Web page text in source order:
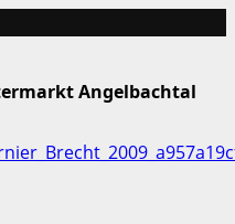
Angelbachtal